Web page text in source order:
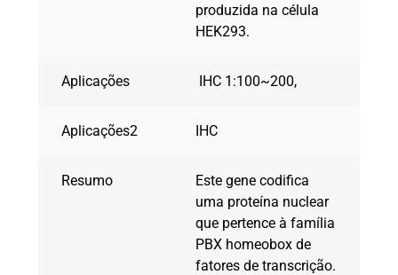
produzida na célula
HEK293.
Aplicações IHC 1:100~200,
Aplicações2 IHC
Resumo
Este gene codifica
uma proteína nuclear
que pertence à família
PBX homeobox de
fatores de transcrição.